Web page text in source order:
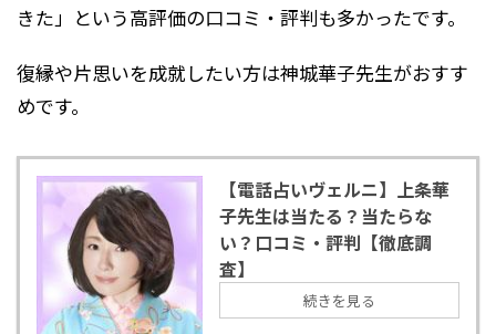
きた」という高評価の口コミ・評判も多かったです。
復縁や片思いを成就したい方は神城華子先生がおすす
めです。
【電話占いヴェルニ】上条華
子先生は当たる？当たらな
い？口コミ・評判【徹底調
査】
続きを見る